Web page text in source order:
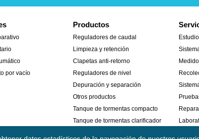
por vacío
Productos
Reguladores de caudal
Limpieza y retención
Clapetas anti-retorno
Reguladores de nivel
Depuración y separación
Otros productos
Tanque de tormentas compacto
Tanque de tormentas clarificador